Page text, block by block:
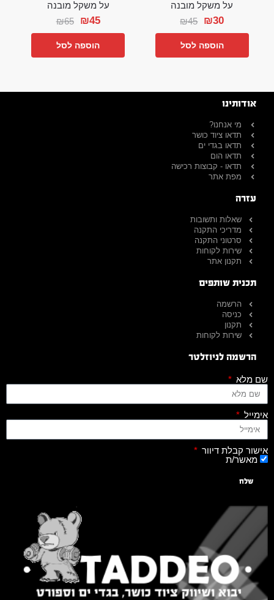
על משקל מובנה
₪45 ₪30
הוספה לסל
על משקל מובנה
₪65 ₪45
הוספה לסל
אודותינו
מי אנחנו?
תדאו ציוד כושר
תדאו בגדי ים
תדאו הום
תדאו - קבוצות רכישה
מפת אתר
עזרה
שאלות ותשובות
מדריכי התקנה
סרטוני התקנה
שירות לקוחות
תקנון אתר
תכנית שותפים
הרשמה
כניסה
תקנון
שירות לקוחות
הרשמה לניוזלטר
שם מלא
אימייל
אישור קבלת דיוור
מאשר/ת
שלח